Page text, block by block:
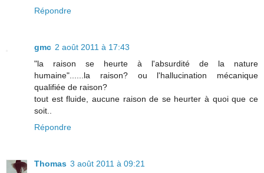
Répondre
gmc 2 août 2011 à 17:43
"la raison se heurte à l'absurdité de la nature
humaine"......la raison? ou l'hallucination mécanique
qualifiée de raison?
tout est fluide, aucune raison de se heurter à quoi que ce
soit..
Répondre
Thomas 3 août 2011 à 09:21